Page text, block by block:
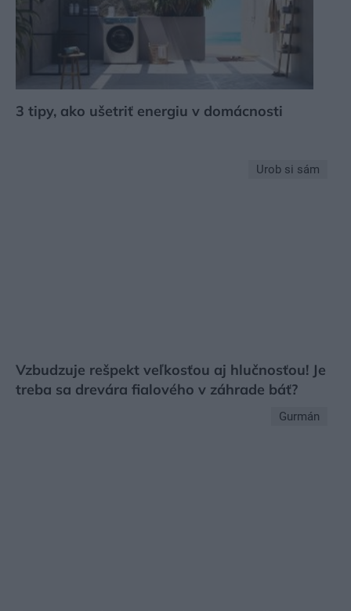
3 tipy, ako ušetriť energiu v domácnosti
Urob si sám
Vzbudzuje rešpekt veľkosťou aj hlučnosťou! Je
treba sa drevára fialového v záhrade báť?
Gurmán